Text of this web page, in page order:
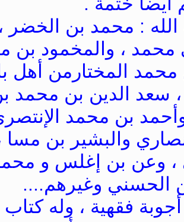
: محمد بن الخضر ،
، والمخمود بن
المختارمن أهل
، سعد الدين بن محمد
وأحمد بن محمد
والبشير بن مسا
، وعن بن إغلس و
الحسني وغيرهم....
أجوبة فقهية ، وله